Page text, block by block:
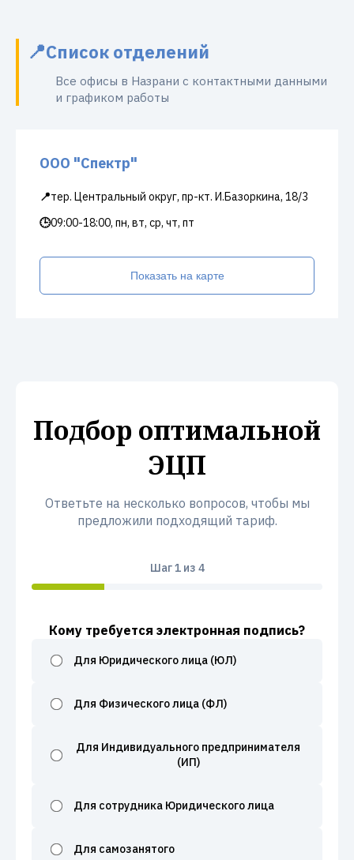
Список отделений
Все офисы в Назрани с контактными данными
и графиком работы
ООО "Спектр"
📍тер. Центральный округ, пр-кт. И.Базоркина, 18/3
🕒09:00-18:00, пн, вт, ср, чт, пт
Показать на карте
Подбор оптимальной
ЭЦП
Ответьте на несколько вопросов, чтобы мы
предложили подходящий тариф.
Шаг1из 4
Кому требуется электронная подпись?
Для Юридического лица (ЮЛ)
Для Физического лица (ФЛ)
Для Индивидуального предпринимателя
(ИП)
Для сотрудника Юридического лица
Для самозанятого